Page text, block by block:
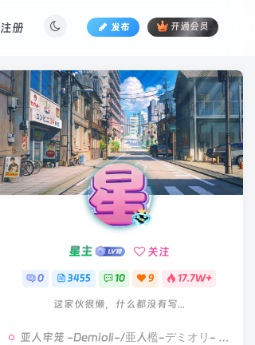
发布 开通会员
注册
星主 关注
0 3455 10 9 17.7W+
这家伙很懒，什么都没有写...
亚人牢笼 -Demioli-/亜人檻-デミオリ- V1.00|策略模拟|容量678MB|汉化版